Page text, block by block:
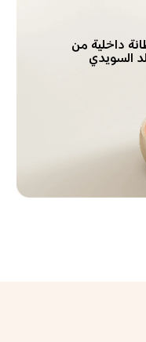
داخلية من
السويدي